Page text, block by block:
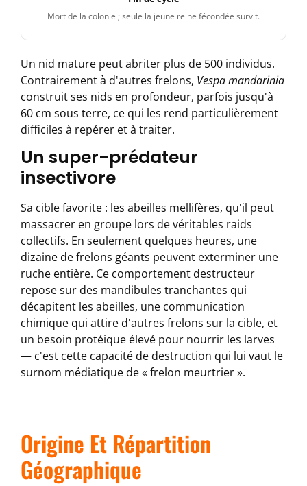
Mort de la colonie ; seule la jeune reine fécondée survit.
Un nid mature peut abriter plus de 500 individus.
Contrairement à d'autres frelons, Vespa mandarinia
construit ses nids en profondeur, parfois jusqu'à
60 cm sous terre, ce qui les rend particulièrement
difficiles à repérer et à traiter.
Un super-prédateur
insectivore
Sa cible favorite : les abeilles mellifères, qu'il peut
massacrer en groupe lors de véritables raids
collectifs. En seulement quelques heures, une
dizaine de frelons géants peuvent exterminer une
ruche entière. Ce comportement destructeur
repose sur des mandibules tranchantes qui
décapitent les abeilles, une communication
chimique qui attire d'autres frelons sur la cible, et
un besoin protéique élevé pour nourrir les larves
— c'est cette capacité de destruction qui lui vaut le
surnom médiatique de « frelon meurtrier ».
Origine Et Répartition
Géographique